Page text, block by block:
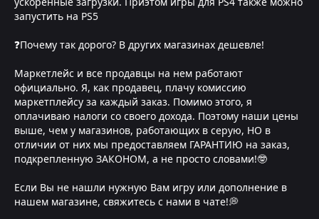
запустить на PS5
❓Почему так дорого? В других магазинах дешевле!
Маркетлейс и все продавцы на нем работают
официально. Я, как продавец, плачу комиссию
маркетплейсу за каждый заказ. Помимо этого, я
оплачиваю налоги со своего дохода. Поэтому наши цены
выше, чем у магазинов, работающих в серую, НО в
отличии от них мы предоставляем ГАРАНТИЮ на заказ,
подкрепленную ЗАКОНОМ, а не просто словами!🤓
Если Вы не нашли нужную Вам игру или дополнение в
нашем магазине, свяжитесь с нами в чате!💭